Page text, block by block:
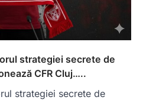
strategiei secrete de
CFR Cluj…..
strategiei secrete de